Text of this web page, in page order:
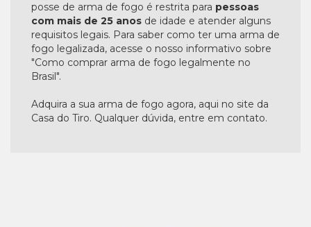
posse de arma de fogo é restrita para pessoas
com mais de 25 anos de idade e atender alguns
requisitos legais. Para saber como ter uma arma de
fogo legalizada, acesse o nosso informativo sobre
"Como comprar arma de fogo legalmente no
Brasil".
Adquira a sua arma de fogo agora, aqui no site da
Casa do Tiro. Qualquer dúvida, entre em contato.